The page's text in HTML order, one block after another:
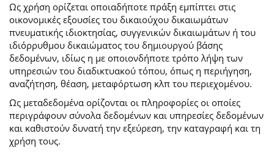
Ως χρήση ορίζεται οποιαδήποτε πράξη εμπίπτει στις
οικονομικές εξουσίες του δικαιούχου δικαιωμάτων
πνευματικής ιδιοκτησίας, συγγενικών δικαιωμάτων ή του
ιδιόρρυθμου δικαιώματος του δημιουργού βάσης
δεδομένων, ιδίως η με οποιονδήποτε τρόπο λήψη των
υπηρεσιών του διαδικτυακού τόπου, όπως η περιήγηση,
αναζήτηση, θέαση, μεταφόρτωση κλπ του περιεχομένου.
Ως μεταδεδομένα ορίζονται οι πληροφορίες οι οποίες
περιγράφουν σύνολα δεδομένων και υπηρεσίες δεδομένων
και καθιστούν δυνατή την εξεύρεση, την καταγραφή και τη
χρήση τους.